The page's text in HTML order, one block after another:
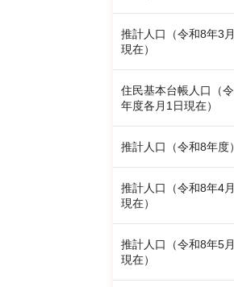
推計人口（令和8年3
現在）
住民基本台帳人口（
年度各月1日現在）
推計人口（令和8年度）
推計人口（令和8年4
現在）
推計人口（令和8年5
現在）